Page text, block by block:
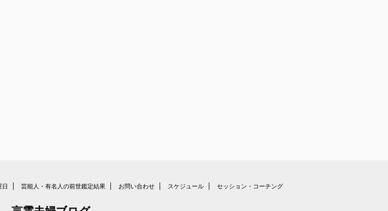
日 芸能人・有名人の前世鑑定結果 お問い合わせ スケジュール セッション・コーチング